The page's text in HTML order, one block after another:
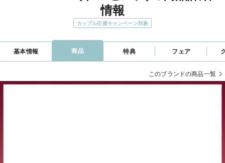
情報
カップル応援キャンペーン対象
基本情報 商品 特典 フェア
このブランドの商品一覧